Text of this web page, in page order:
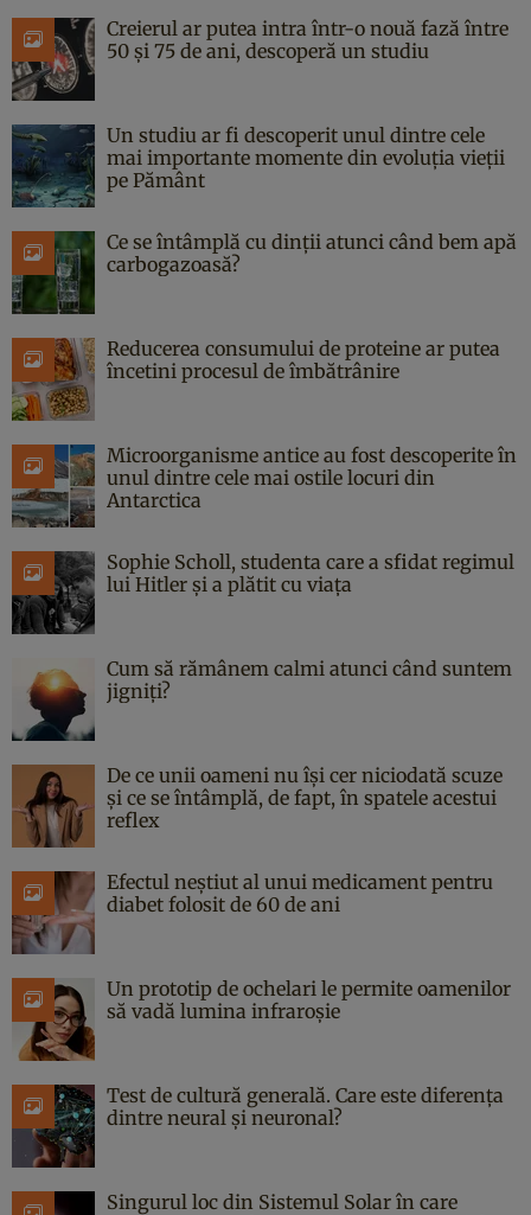
Creierul ar putea intra într-o nouă fază între
50 și 75 de ani, descoperă un studiu
Un studiu ar fi descoperit unul dintre cele
mai importante momente din evoluția vieții
pe Pământ
Ce se întâmplă cu dinții atunci când bem apă
carbogazoasă?
Reducerea consumului de proteine ar putea
încetini procesul de îmbătrânire
Microorganisme antice au fost descoperite în
unul dintre cele mai ostile locuri din
Antarctica
Sophie Scholl, studenta care a sfidat regimul
lui Hitler și a plătit cu viața
Cum să rămânem calmi atunci când suntem
jigniți?
De ce unii oameni nu își cer niciodată scuze
și ce se întâmplă, de fapt, în spatele acestui
reflex
Efectul neștiut al unui medicament pentru
diabet folosit de 60 de ani
Un prototip de ochelari le permite oamenilor
să vadă lumina infraroșie
Test de cultură generală. Care este diferența
dintre neural și neuronal?
Singurul loc din Sistemul Solar în care